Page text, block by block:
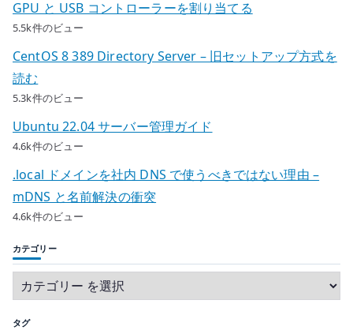
GPU と USB コントローラーを割り当てる
5.5k件のビュー
CentOS 8 389 Directory Server – 旧セットアップ方式を
読む
5.3k件のビュー
Ubuntu 22.04 サーバー管理ガイド
4.6k件のビュー
.local ドメインを社内 DNS で使うべきではない理由 –
mDNS と名前解決の衝突
4.6k件のビュー
カテゴリー
タグ